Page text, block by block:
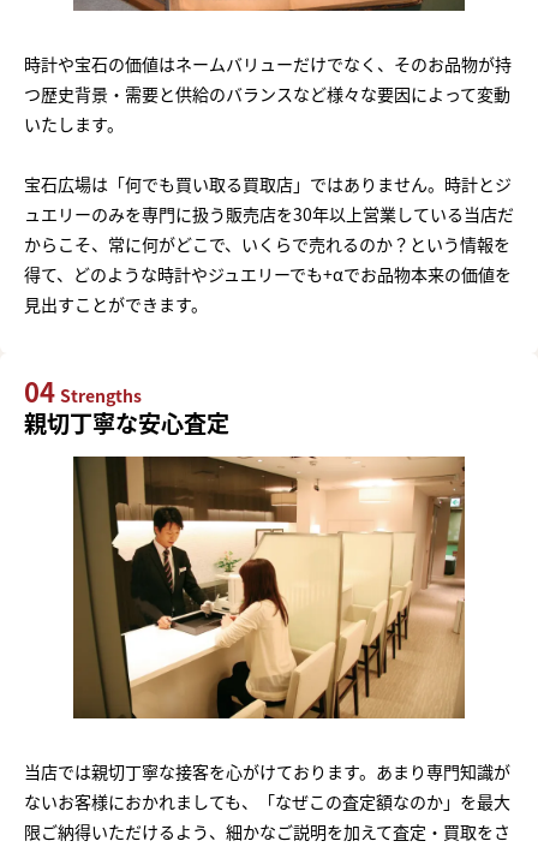
時計や宝石の価値はネームバリューだけでなく、そのお品物が持
つ歴史背景・需要と供給のバランスなど様々な要因によって変動
いたします。
宝石広場は「何でも買い取る買取店」ではありません。時計とジ
ュエリーのみを専門に扱う販売店を30年以上営業している当店だ
からこそ、常に何がどこで、いくらで売れるのか？という情報を
得て、どのような時計やジュエリーでも+αでお品物本来の価値を
見出すことができます。
04 Strengths
親切丁寧な安心査定
当店では親切丁寧な接客を心がけております。あまり専門知識が
ないお客様におかれましても、「なぜこの査定額なのか」を最大
限ご納得いただけるよう、細かなご説明を加えて査定・買取をさ